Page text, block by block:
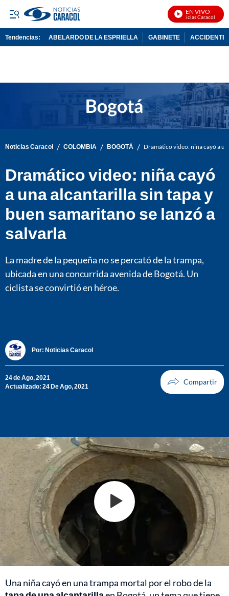
EN VIVO
Noticias Caracol En
Tendencias: ABELARDO DE LA ESPRIELLA GABINETE ACCIDENTE
Noticias Caracol / COLOMBIA / BOGOTÁ / Dramático video: niña cayó a
Dramático video: niña cayó
a una alcantarilla sin tapa y
buen samaritano se lanzó a
salvarla
La madre de la pequeña no se percató de la trampa,
ubicada en una concurrida avenida de Bogotá. Un
ciclista se convirtió en héroe.
Por: Noticias Caracol
24 de Ago, 2021
Actualizado: 24 De Ago, 2021
Una niña cayó en una trampa mortal por el robo de la